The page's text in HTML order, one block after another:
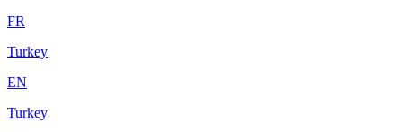
FR
Turkey
EN
Turkey